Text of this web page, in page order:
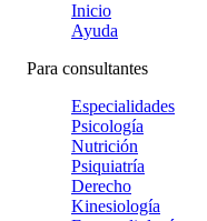
Inicio
Ayuda
Para consultantes
Especialidades
Psicología
Nutrición
Psiquiatría
Derecho
Kinesiología